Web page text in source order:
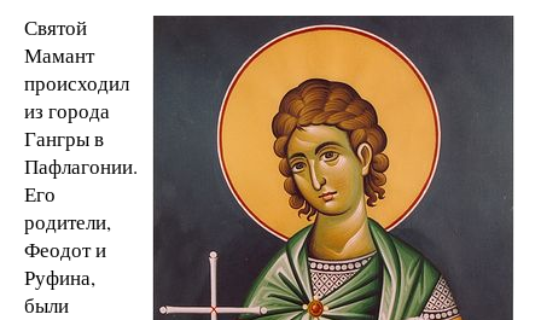
Святой
Мамант
происходил
из города
Гангры в
Пафлагонии.
Его
родители,
Феодот и
Руфина,
были